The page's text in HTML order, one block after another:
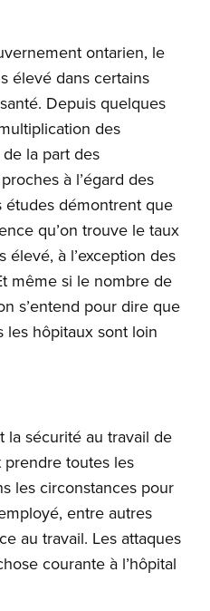
ontarien, le
élevé dans certains
Depuis quelques
des
la part des
à l’égard des
études démontrent que
qu’on trouve le taux
à l’exception des
même si le nombre de
s’entend pour dire que
les hôpitaux sont loin
la sécurité au travail de
prendre toutes les
les circonstances pour
entre autres
au travail. Les attaques
courante à l’hôpital